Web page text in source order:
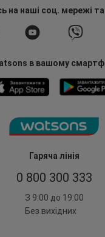
Гаряча лінія
0 800 300 333
З 9:00 до 19:00
Без вихідних
на наші соц. мережі
в вашому